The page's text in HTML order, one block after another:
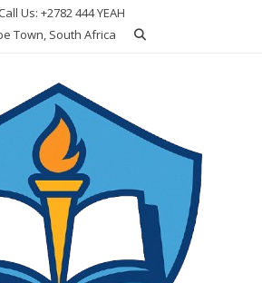
Call Us: +2782 444 YEAH
Town, South Africa